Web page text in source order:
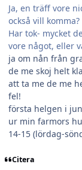
Ja, en träff vore
också vill komma?
Har tok- mycket
vore något, eller
ja om nån från
de me skoj helt
att ta me de me
fel!
första helgen i
ur min farmors
14-15 (lördag-
Citera